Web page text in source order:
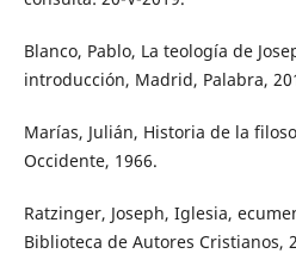
Blanco, Pablo, La teología de
introducción, Madrid, Palabra,
Marías, Julián, Historia de la
Occidente, 1966.
Ratzinger, Joseph, Iglesia,
Biblioteca de Autores Cristianos,